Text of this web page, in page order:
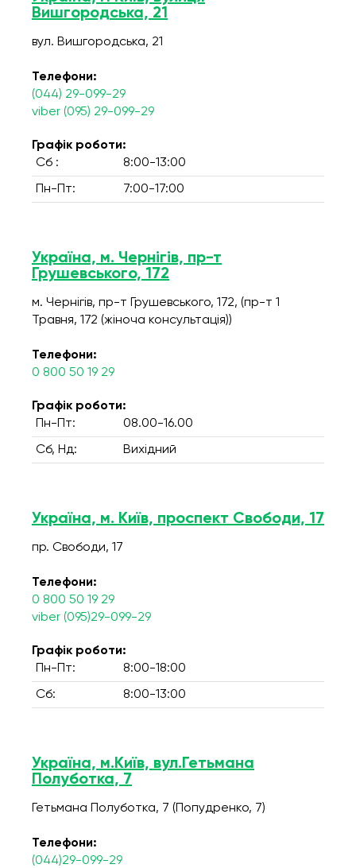
Вишгородська, 21
вул. Вишгородська, 21
Телефони:
(044) 29-099-29
viber (095) 29-099-29
Графік роботи:
Сб :
8:00-13:00
Пн-Пт: 7:00-17:00
Україна, м. Чернігів, пр-т
Грушевського, 172
м. Чернігів, пр-т Грушевського, 172, (пр-т 1
Травня, 172 (жіноча консультація))
Телефони:
0 800 50 19 29
Графік роботи:
Пн-Пт:
08.00-16.00
Сб, Нд: Вихідний
Україна, м. Київ, проспект Свободи, 17
пр. Свободи, 17
Телефони:
0 800 50 19 29
viber (095)29-099-29
Графік роботи:
Пн-Пт:
8:00-18:00
Сб: 8:00-13:00
Україна, м.Київ, вул.Гетьмана
Полуботка, 7
Гетьмана Полуботка, 7 (Попудренко, 7)
Телефони:
(044)29-099-29